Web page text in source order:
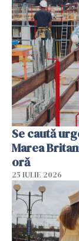
Se caută
Marea
oră
25 IULIE 2026